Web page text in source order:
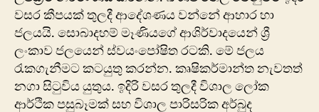
වසර කීපයක් තුලදී ආදේශණය වන්නේ ආහාර හා
ජලයයි. සොබාදහම් මෑණියගේ ආශිර්වාදයෙන් ශ්‍රී
ලංකාව ජලයෙන් ස්වයංපෝෂිත රටකි. මේ ජලය
රැකගැනීමට කටයුතු කරන්න. කෘෂිකර්මාන්ත නැවතත්
නගා සිටුවිය ‍යුතුය. ඉදිරි වසර තුලදී විශාල‍ ලෝක
ආර්ථික පසුබෑමක් සහ විශාල පාරිසරික අර්බුද